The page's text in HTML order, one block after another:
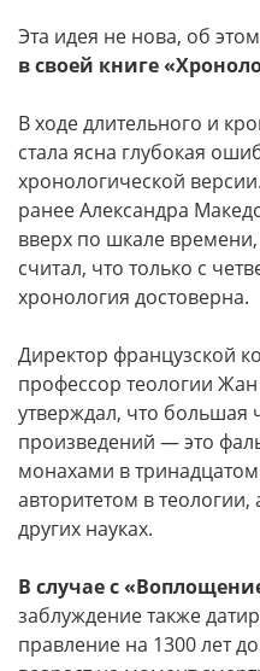
Эта идея не нова, об
в своей книге
В ходе длительного и
стала ясна глубокая
хронологической
ранее Александра
вверх по шкале
считал, что только с
хронология достоверна.
Директор французской
профессор теологии
утверждал, что большая
произведений — это
монахами в
авторитетом в
других науках.
В случае с
заблуждение также
правление на 1300 лет